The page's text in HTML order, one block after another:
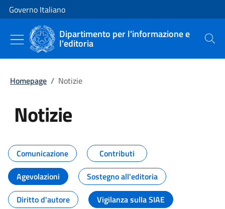
Vai al contenuto
Vai alla navigazione del sito
Governo Italiano
Dipartimento per l'informazione e
l'editoria Cerca
Homepage / Notizie
Notizie
Tutti i contenuti della pagina
Comunicazione
Contributi
Agevolazioni
Sostegno all'editoria
Diritto d'autore
Vigilanza sulla SIAE